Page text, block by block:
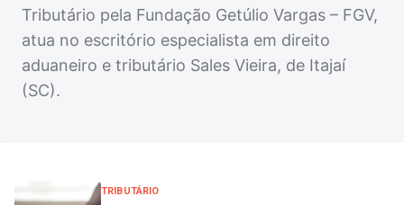
Tributário pela Fundação Getúlio Vargas – FGV,
atua no escritório especialista em direito
aduaneiro e tributário Sales Vieira, de Itajaí
(SC).
TRIBUTÁRIO